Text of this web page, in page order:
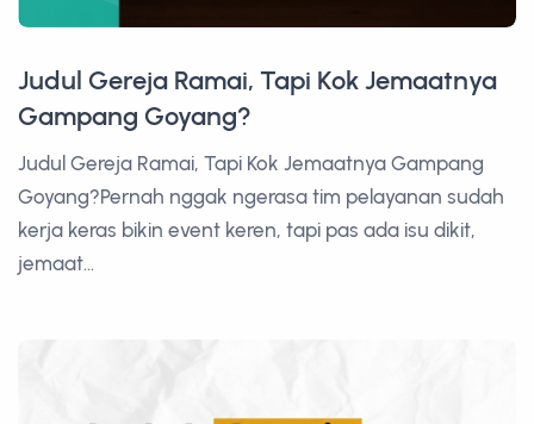
Judul Gereja Ramai, Tapi Kok Jemaatnya
Gampang Goyang?
Judul Gereja Ramai, Tapi Kok Jemaatnya Gampang
Goyang?Pernah nggak ngerasa tim pelayanan sudah
kerja keras bikin event keren, tapi pas ada isu dikit,
jemaat...